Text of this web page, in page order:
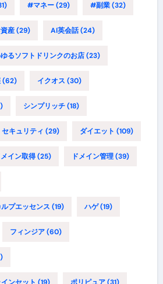
#マネー(29) #副業(32)
産(29) AI英会話(24)
るソフトドリンクのお店(23)
(62) イクオス (30)
シンプリッチ(18)
セキュリティ (29) ダイエット (109)
メイン取得(25) ドメイン管理(39)
プエッセンス (19) ハゲ(19)
フィンジア(60)